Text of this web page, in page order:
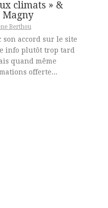
climats » &
Magny
Berthou
accord sur le site
info plutôt trop tard
quand même
offerte...